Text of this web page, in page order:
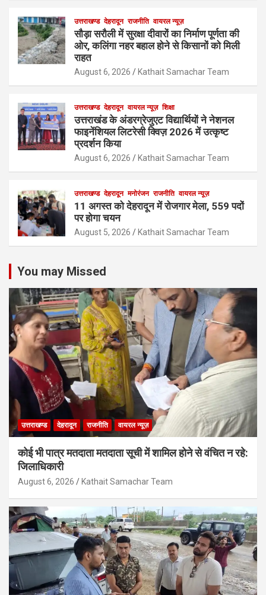
उत्तराखण्ड देहरादून राजनीति वायरल न्यूज़
सौड़ा सरौली में सुरक्षा दीवारों का निर्माण पूर्णता की
ओर, कलिंगा नहर बहाल होने से किसानों को मिली
राहत
August 6, 2026 Kathait Samachar Team
उत्तराखण्ड देहरादून वायरल न्यूज़ शिक्षा
उत्तराखंड के अंडरग्रेजुएट विद्यार्थियों ने नेशनल
फाइनेंशियल लिटरेसी क्विज़ 2026 में उत्कृष्ट
प्रदर्शन किया
August 6, 2026 Kathait Samachar Team
उत्तराखण्ड देहरादून मनोरंजन राजनीति वायरल न्यूज़
11 अगस्त को देहरादून में रोजगार मेला, 559 पदों
पर होगा चयन
August 5, 2026 Kathait Samachar Team
You may Missed
उत्तराखण्ड देहरादून राजनीति वायरल न्यूज़
कोई भी पात्र मतदाता मतदाता सूची में शामिल होने से वंचित न रहे:
जिलाधिकारी
August 6, 2026 Kathait Samachar Team